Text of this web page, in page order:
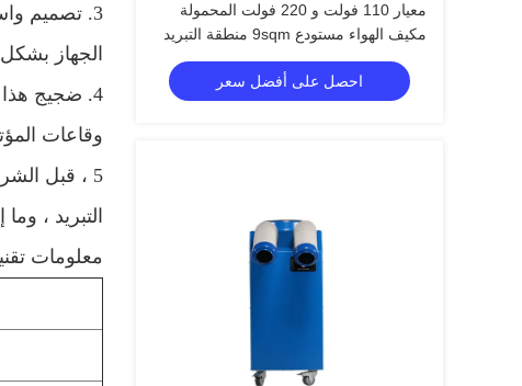
معيار 110 فولت و 220 فولت المحمولة
مكيف الهواء مستودع 9sqm منطقة التبريد
احصل على أفضل سعر
3. تصميم واستخدام البيئة لهذا المنتج هو 18-45 درجة مئوية.
الجهاز
وقاعات
5 ، قبل
التبريد ،
معلومات